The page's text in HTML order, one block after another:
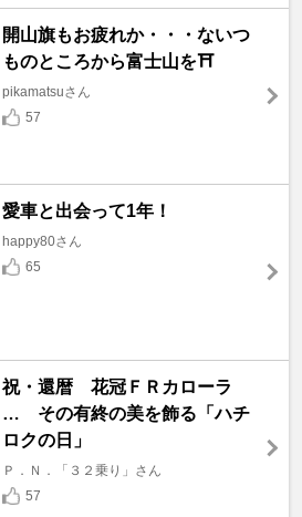
開山旗もお疲れか・・・ないつ
ものところから富士山を⛩️
pikamatsuさん
57
愛車と出会って1年！
happy80さん
65
祝・還暦 花冠ＦＲカローラ
… その有終の美を飾る「ハチ
ロクの日」
Ｐ．Ｎ．「３２乗り」さん
57